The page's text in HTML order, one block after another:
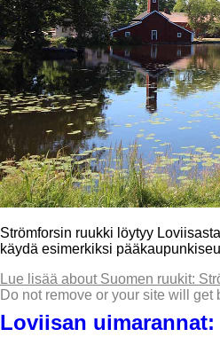
Strömforsin ruukki löytyy
käydä esimerkiksi
Lue lisää about Suomen ruukit:
Do not remove or your site will get
Loviisan